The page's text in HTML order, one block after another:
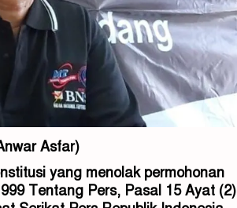
Asfar)
yang menolak permohonan
Tentang Pers, Pasal 15 Ayat (2)